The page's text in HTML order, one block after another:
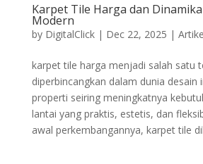
Karpet Tile Harga dan
Modern
by DigitalClick| Dec 22, 2025 |
karpet tile harga menjadi salah satu
diperbincangkan dalam dunia desain
properti seiring meningkatnya
lantai yang praktis, estetis, dan
awal perkembangannya, karpet tile